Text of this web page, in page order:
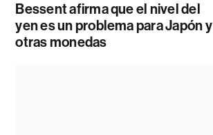
Bessent afirma que el nivel del
yen es un problema para Japón y
otras monedas